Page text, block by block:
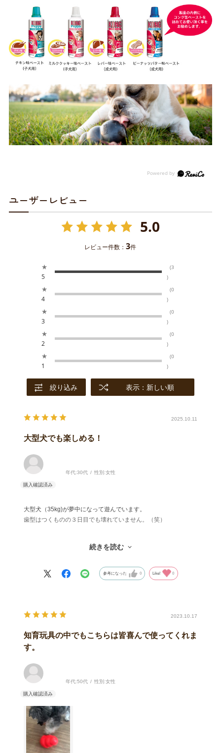
ユーザーレビュー
5.0
レビュー件数：3件
★
5
(3
)
★
4
(0
)
★
3
(0
)
★
2
(0
)
★
1
(0
)
絞り込み 表示：新しい順
2025.10.11
大型犬でも楽しめる！
年代:30代 性別:女性
大型犬（35kg)が夢中になって遊んでいます。
歯型はつくものの３日目でも壊れていません。（笑）
続きを読む
参考になった 0 Like! 0
2023.10.17
知育玩具の中でもこちらは皆喜んで使ってくれま
す。
年代:50代 性別:女性